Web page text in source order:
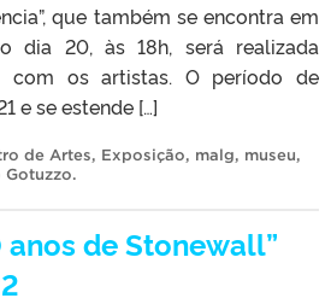
que também se encontra em
dia 20, às 18h, será realizada
com os artistas. O período de
e se estende […]
de Artes, Exposição, malg, museu,
Gotuzzo.
anos de Stonewall”